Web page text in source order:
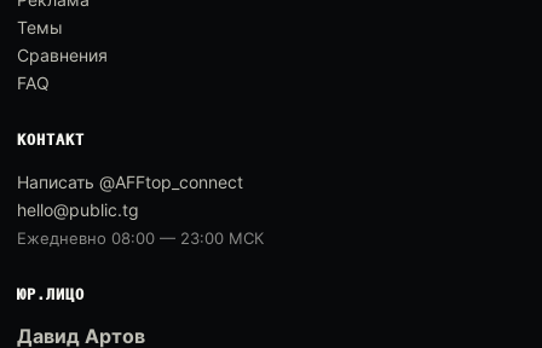
Темы
Сравнения
FAQ
КОНТАКТ
Написать @AFFtop_connect
hello@public.tg
Ежедневно 08:00 — 23:00 МСК
ЮР.ЛИЦО
Давид Артов